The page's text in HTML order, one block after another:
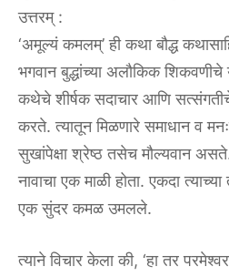
उत्तरम्‌ :‌
‘अमूल्यं कमलम्’ ही कथा बौद्ध
भगवान बुद्धांच्या अलौकिक
कथेचे शीर्षक सदाचार आणि
करते. त्यातून मिळणारे समाधान व
सुखांपेक्षा श्रेष्ठ तसेच मौल्यवान
नावाचा एक माळी होता. एकदा
एक सुंदर कमळ उमलले.
त्याने विचार केला की, ‘हा तर